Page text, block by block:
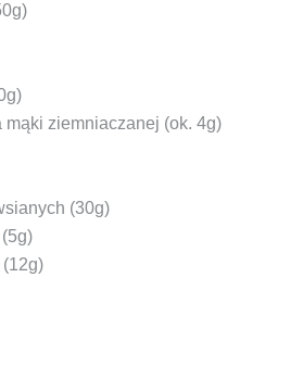
mąki ziemniaczanej (ok. 4g)
(30g)
(5g)
(12g)